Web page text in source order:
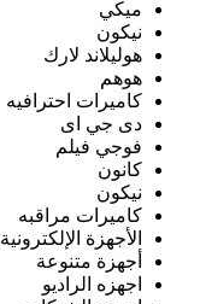
ميكي
نيكون
هوليلاند لارك
هوهم
كاميرات احترافيه
دى جي اى
فوجي فيلم
كانون
نيكون
كاميرات مراقبه
الأجهزة الإلكترونية
أجهزة متنوعة
اجهزه الراديو